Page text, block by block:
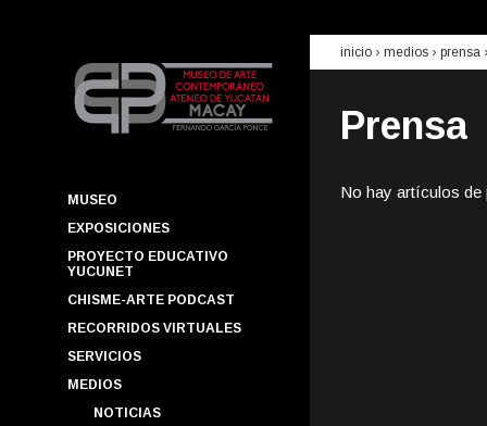
MUSEO
EXPOSICIONES
PROYECTO EDUCATIVO
YUCUNET
CHISME-ARTE PODCAST
RECORRIDOS VIRTUALES
SERVICIOS
MEDIOS
NOTICIAS
inicio › medios › prensa
Prensa
No hay artículos de